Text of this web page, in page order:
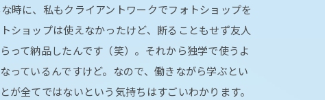
時に、私もクライアントワークでフォトショップを
ショップは使えなかったけど、断ることもせず友人
って納品したんです（笑）。それから独学で使うよ
っているんですけど。なので、働きながら学ぶとい
が全てではないという気持ちはすごいわかります。